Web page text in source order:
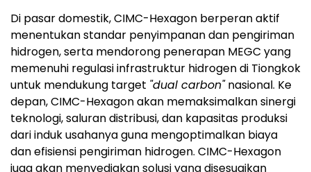
Di pasar domestik, CIMC-Hexagon berperan aktif
menentukan standar penyimpanan dan pengiriman
hidrogen, serta mendorong penerapan MEGC yang
memenuhi regulasi infrastruktur hidrogen di Tiongkok
untuk mendukung target "dual carbon"nasional. Ke
depan, CIMC-Hexagon akan memaksimalkan sinergi
teknologi, saluran distribusi, dan kapasitas produksi
dari induk usahanya guna mengoptimalkan biaya
dan efisiensi pengiriman hidrogen. CIMC-Hexagon
juga akan menyediakan solusi yang disesuaikan